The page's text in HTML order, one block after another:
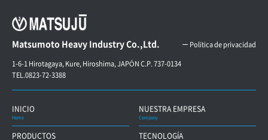
Matsumoto Heavy Industry Co.,Ltd.
1-6-1 Hirotagaya, Kure, Hiroshima, JAPÓN C.P. 737-0134
TEL.0823-72-3388
ー Política de privacidad
INICIO
Home
NUESTRA EMPRESA
Company
PRODUCTOS TECNOLOGÍA